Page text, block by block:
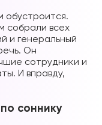
обустроится.
собрали всех
и генеральный
Он
сотрудники и
И вправду,
соннику